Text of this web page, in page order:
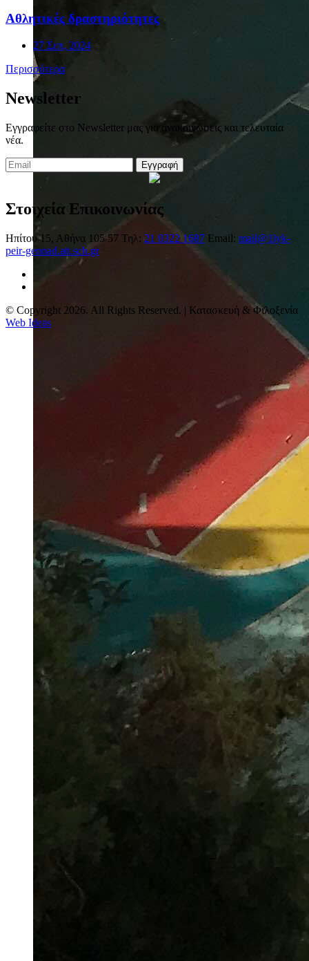
Αθλητικές δραστηριότητες
27 Σεπ, 2024
Περισσότερα
Newsletter
Εγγραφείτε στο Newsletter μας για ανακοινώσεις και τελευταία
νέα.
Εγγραφή
Στοιχεία Επικοινωνίας
Ηπίτου 15, Αθήνα 105 57 Τηλ: 21 0322 1687 Email: mail@1lyk-
peir-gennad.att.sch.gr
© Copyright 2026. All Rights Reserved. | Κατασκευή & Φιλοξενία
Web Ideas